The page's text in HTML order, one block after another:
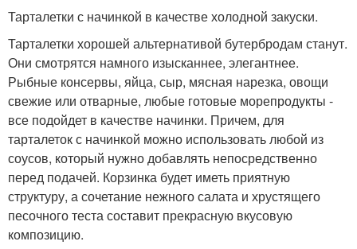
Тарталетки с начинкой в качестве холодной закуски.
Тарталетки хорошей альтернативой бутербродам станут.
Они смотрятся намного изысканнее, элегантнее.
Рыбные консервы, яйца, сыр, мясная нарезка, овощи
свежие или отварные, любые готовые морепродукты -
все подойдет в качестве начинки. Причем, для
тарталеток с начинкой можно использовать любой из
соусов, который нужно добавлять непосредственно
перед подачей. Корзинка будет иметь приятную
структуру, а сочетание нежного салата и хрустящего
песочного теста составит прекрасную вкусовую
композицию.